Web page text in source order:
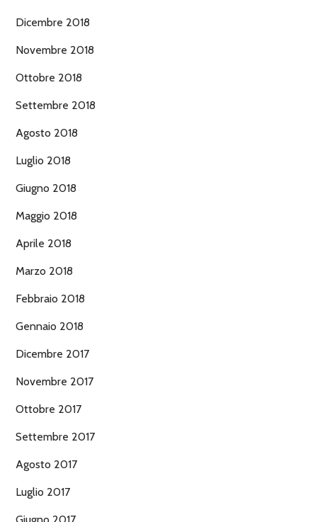
Dicembre 2018
Novembre 2018
Ottobre 2018
Settembre 2018
Agosto 2018
Luglio 2018
Giugno 2018
Maggio 2018
Aprile 2018
Marzo 2018
Febbraio 2018
Gennaio 2018
Dicembre 2017
Novembre 2017
Ottobre 2017
Settembre 2017
Agosto 2017
Luglio 2017